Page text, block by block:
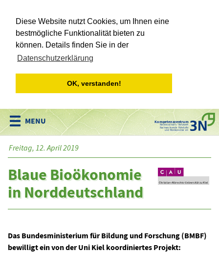
Diese Website nutzt Cookies, um Ihnen eine
bestmögliche Funktionalität bieten zu
können. Details finden Sie in der
Datenschutzerklärung
OK, verstanden!
Kompetenzzentrum
Niedersachsen • Netzwerk
Nachwachsende Rohstoffe
und Bioökonomie e.V.
Freitag, 12. April 2019
Blaue Bioökonomie
in Norddeutschland
Das Bundesministerium für Bildung und Forschung (BMBF)
bewilligt ein von der Uni Kiel koordiniertes Projekt: